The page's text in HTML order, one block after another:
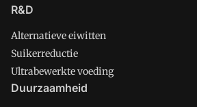
R&D
Alternatieve eiwitten
Suikerreductie
Ultrabewerkte voeding
Duurzaamheid